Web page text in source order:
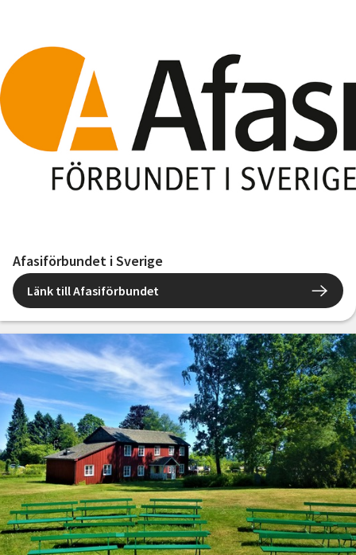
Afasiförbundet i Sverige
Länk till Afasiförbundet